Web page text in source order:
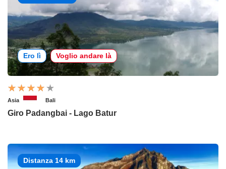
Ero lì Voglio andare là
Asia Bali
Giro Padangbai - Lago Batur
Distanza 14 km